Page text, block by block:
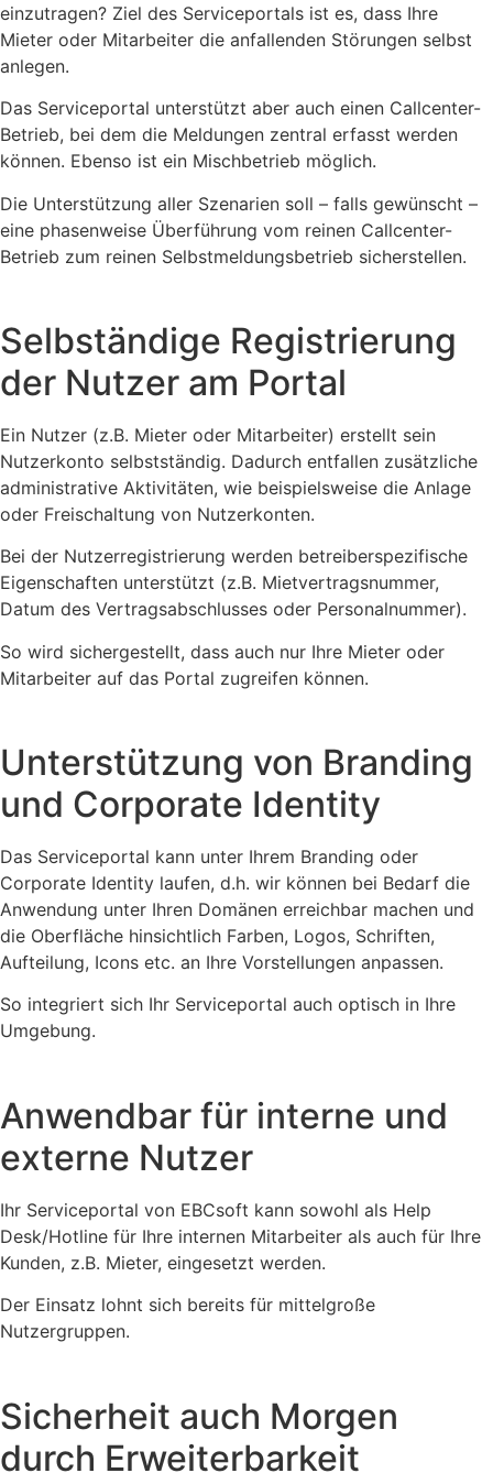
einzutragen? Ziel des Serviceportals ist es, dass Ihre
Mieter oder Mitarbeiter die anfallenden Störungen selbst
anlegen.
Das Serviceportal unterstützt aber auch einen Callcenter-
Betrieb, bei dem die Meldungen zentral erfasst werden
können. Ebenso ist ein Mischbetrieb möglich.
Die Unterstützung aller Szenarien soll – falls gewünscht –
eine phasenweise Überführung vom reinen Callcenter-
Betrieb zum reinen Selbstmeldungsbetrieb sicherstellen.
Selbständige Registrierung
der Nutzer am Portal
Ein Nutzer (z.B. Mieter oder Mitarbeiter) erstellt sein
Nutzerkonto selbstständig. Dadurch entfallen zusätzliche
administrative Aktivitäten, wie beispielsweise die Anlage
oder Freischaltung von Nutzerkonten.
Bei der Nutzerregistrierung werden betreiberspezifische
Eigenschaften unterstützt (z.B. Mietvertragsnummer,
Datum des Vertragsabschlusses oder Personalnummer).
So wird sichergestellt, dass auch nur Ihre Mieter oder
Mitarbeiter auf das Portal zugreifen können.
Unterstützung von Branding
und Corporate Identity
Das Serviceportal kann unter Ihrem Branding oder
Corporate Identity laufen, d.h. wir können bei Bedarf die
Anwendung unter Ihren Domänen erreichbar machen und
die Oberfläche hinsichtlich Farben, Logos, Schriften,
Aufteilung, Icons etc. an Ihre Vorstellungen anpassen.
So integriert sich Ihr Serviceportal auch optisch in Ihre
Umgebung.
Anwendbar für interne und
externe Nutzer
Ihr Serviceportal von EBCsoft kann sowohl als Help
Desk/Hotline für Ihre internen Mitarbeiter als auch für Ihre
Kunden, z.B. Mieter, eingesetzt werden.
Der Einsatz lohnt sich bereits für mittelgroße
Nutzergruppen.
Sicherheit auch Morgen
durch Erweiterbarkeit